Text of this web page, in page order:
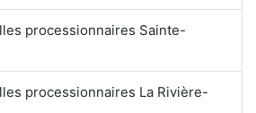
processionnaires Sainte-
processionnaires La Rivière-